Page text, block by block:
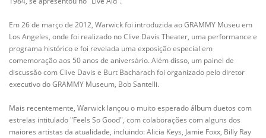
Em 26 de março de 2012, Warwick foi introduzida ao GRAMMY Museu em
Los Angeles, onde foi realizado no Clive Davis Theater, uma performance e
programa histórico e foi revelada uma exposição especial em
comemoração aos 50 anos de aniversário. Além disso, um painel de
discussão com Clive Davis e Burt Bacharach foi organizado pelo diretor
executivo do GRAMMY Museum, Bob Santelli.
Mais recentemente, Warwick lançou o muito esperado álbum duetos com
estrelas intitulado "Feels So Good", com colaborações com alguns dos
maiores artistas da atualidade, incluindo: Alicia Keys, Jamie Foxx, Billy Ray